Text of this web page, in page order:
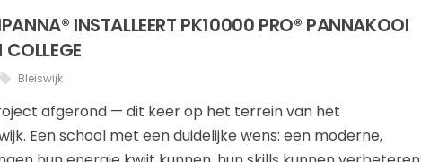
INSTALLEERT PK10000 PRO® PANNAKOOI
Bleiswijk
afgerond — dit keer op het terrein van het
Een school met een duidelijke wens: een moderne,